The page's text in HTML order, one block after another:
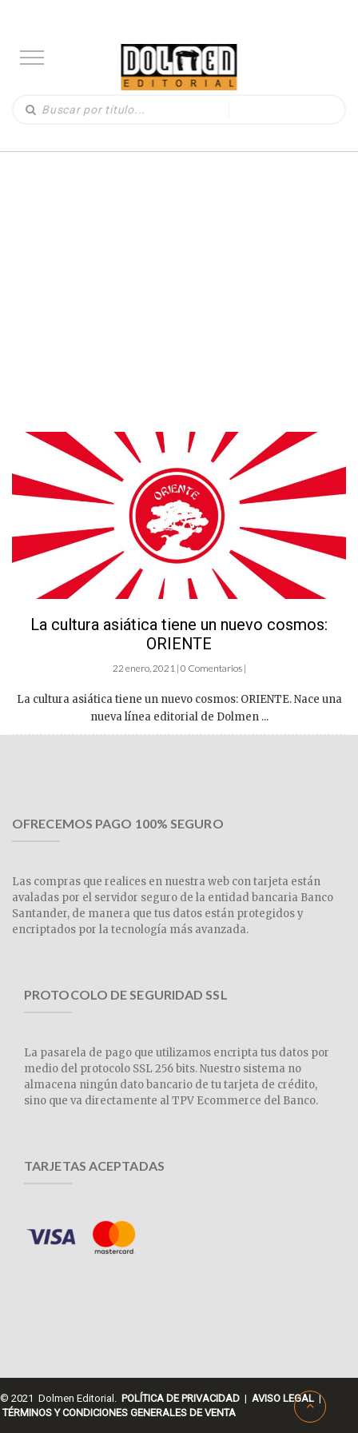
La cultura asiática tiene un nuevo cosmos:
ORIENTE
22 enero, 2021 | 0 Comentarios |
La cultura asiática tiene un nuevo cosmos: ORIENTE. Nace una
nueva línea editorial de Dolmen ...
OFRECEMOS PAGO 100% SEGURO
Las compras que realices en nuestra web con tarjeta están
avaladas por el servidor seguro de la entidad bancaria Banco
Santander, de manera que tus datos están protegidos y
encriptados por la tecnología más avanzada.
PROTOCOLO DE SEGURIDAD SSL
La pasarela de pago que utilizamos encripta tus datos por
medio del protocolo SSL 256 bits. Nuestro sistema no
almacena ningún dato bancario de tu tarjeta de crédito,
sino que va directamente al TPV Ecommerce del Banco.
TARJETAS ACEPTADAS
© 2021 Dolmen Editorial. POLÍTICA DE PRIVACIDAD | AVISO LEGAL |
TÉRMINOS Y CONDICIONES GENERALES DE VENTA